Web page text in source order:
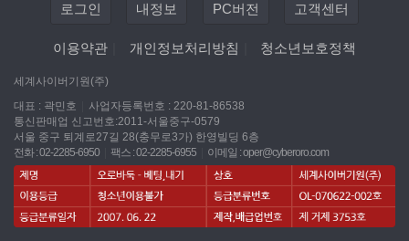
로그인 내정보 PC버전 고객센터
이용약관 개인정보처리방침 청소년보호정책
세계사이버기원(주)
대표 : 곽민호
사업자등록번호 : 220-81-86538
통신판매업 신고번호:2011-서울중구-0579
서울 중구 퇴계로27길 28(충무로3가) 한영빌딩 6층
전화 : 02-2285-6950
팩스 : 02-2285-6955 이메일 :oper@cyberoro.com